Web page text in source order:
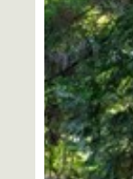
サイトポリシー
お問い合わせ